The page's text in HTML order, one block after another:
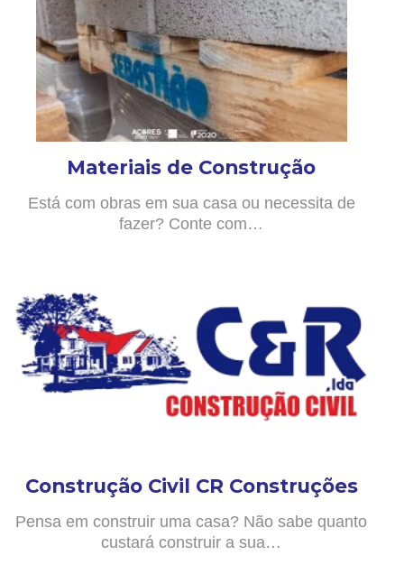
Materiais de Construção
Está com obras em sua casa ou necessita de
fazer? Conte com…
Construção Civil CR Construções
Pensa em construir uma casa? Não sabe quanto
custará construir a sua…